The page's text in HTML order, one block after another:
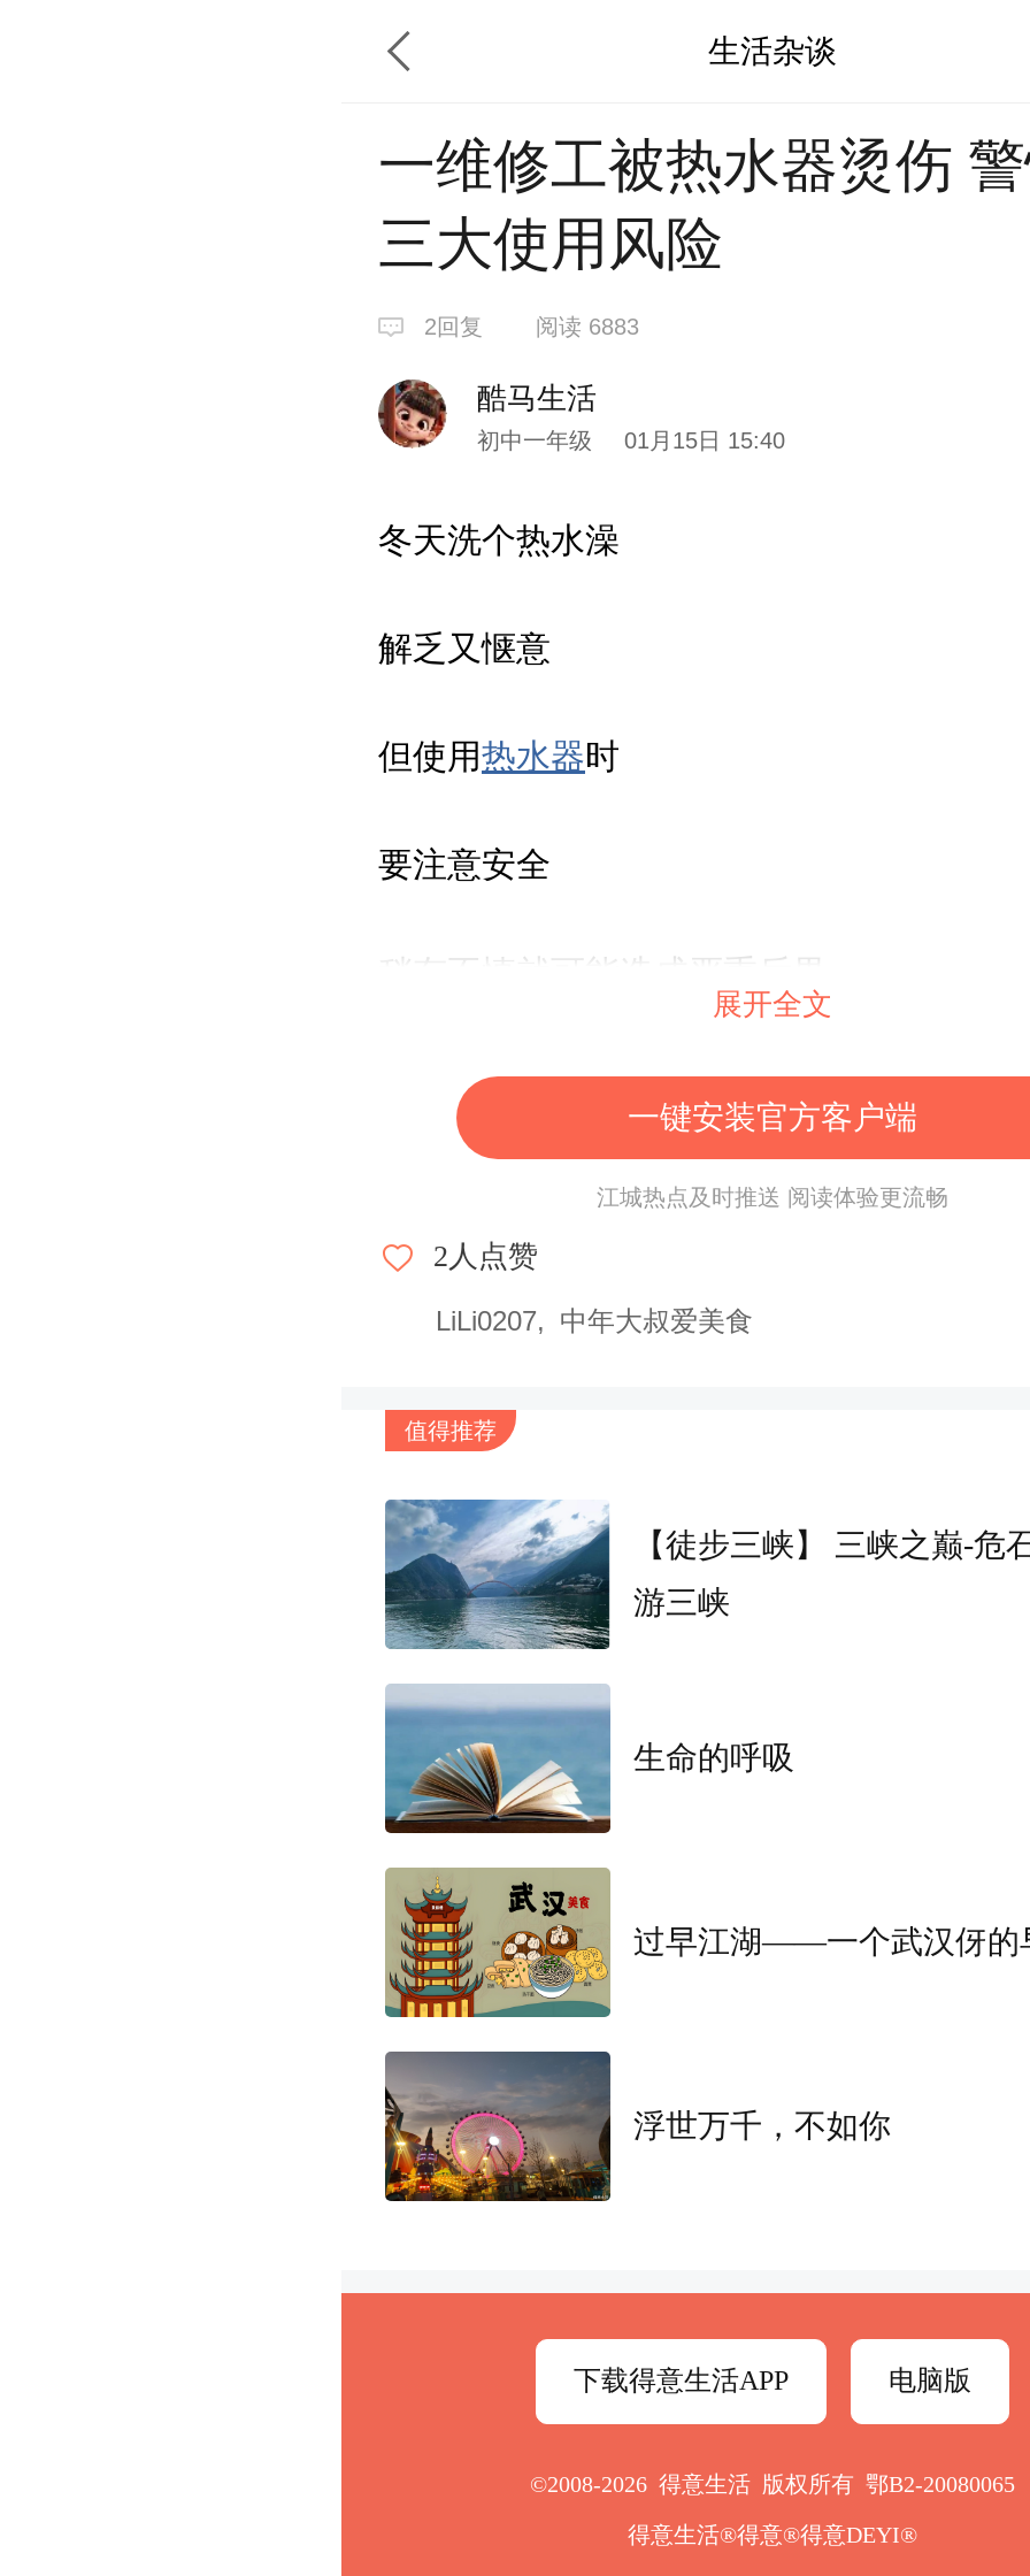
生活杂谈
一维修工被热水器烫伤
三大使用风险
2回复 阅读 6883
酷马生活
初中一年级 01月15日 15:40
冬天洗个热水澡
解乏又惬意
但使用热水器时
要注意安全
稍有不慎就可能造成严重后果
热水器突然“爆炸”
造成大面积烫伤
近日，维修工孙师傅在一位住户家中维修
的身上，造成全身大面积烫伤。
根据其工友的描述，热水器水压冲出瞬间
里弥漫着水蒸气。等大家反应过来时，孙师
图源：浙江消防
为何会突然“爆炸”？
展开全文
一键安装官方客户端
江城热点及时推送 阅读体验更流畅
2人点赞
LiLi0207 中年大叔爱美食
值得推荐
【徒步三峡】 三峡之巅-危
游三峡
生命的呼吸
过早江湖——一个武汉伢的
浮世万千，不如你
下载得意生活APP 电脑版
©2008-2026 得意生活 版权所有 鄂B2-20080065
得意生活®得意®得意DEYI®